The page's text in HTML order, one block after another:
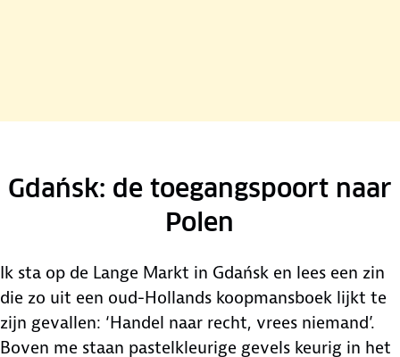
Gdańsk: de toegangspoort naar
Polen
Ik sta op de Lange Markt in Gdańsk en lees een zin
die zo uit een oud-Hollands koopmansboek lijkt te
zijn gevallen: ‘Handel naar recht, vrees niemand’.
Boven me staan pastelkleurige gevels keurig in het